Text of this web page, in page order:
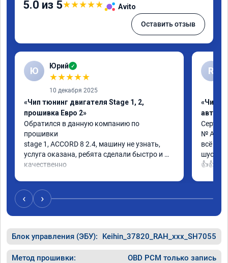
5.0 из 5★★★★★ Avito
Оставить отзыв
Ю Юрий ✓
★★★★★
10 декабря 2025
«Чип тюнинг двигателя Stage 1, 2,
прошивка Евро 2»
Обратился в данную компанию по
прошивки
stage 1, ACCORD 8 2.4, машину не узнать,
услуга оказана, ребята сделали быстро и
качественно
R
«Чип
№
всё
👍👍
‹ ›
Блок управления (ЭБУ): Keihin_37820_RAH_xxx_SH7055
Метод прошивки: OBD PCM только запись